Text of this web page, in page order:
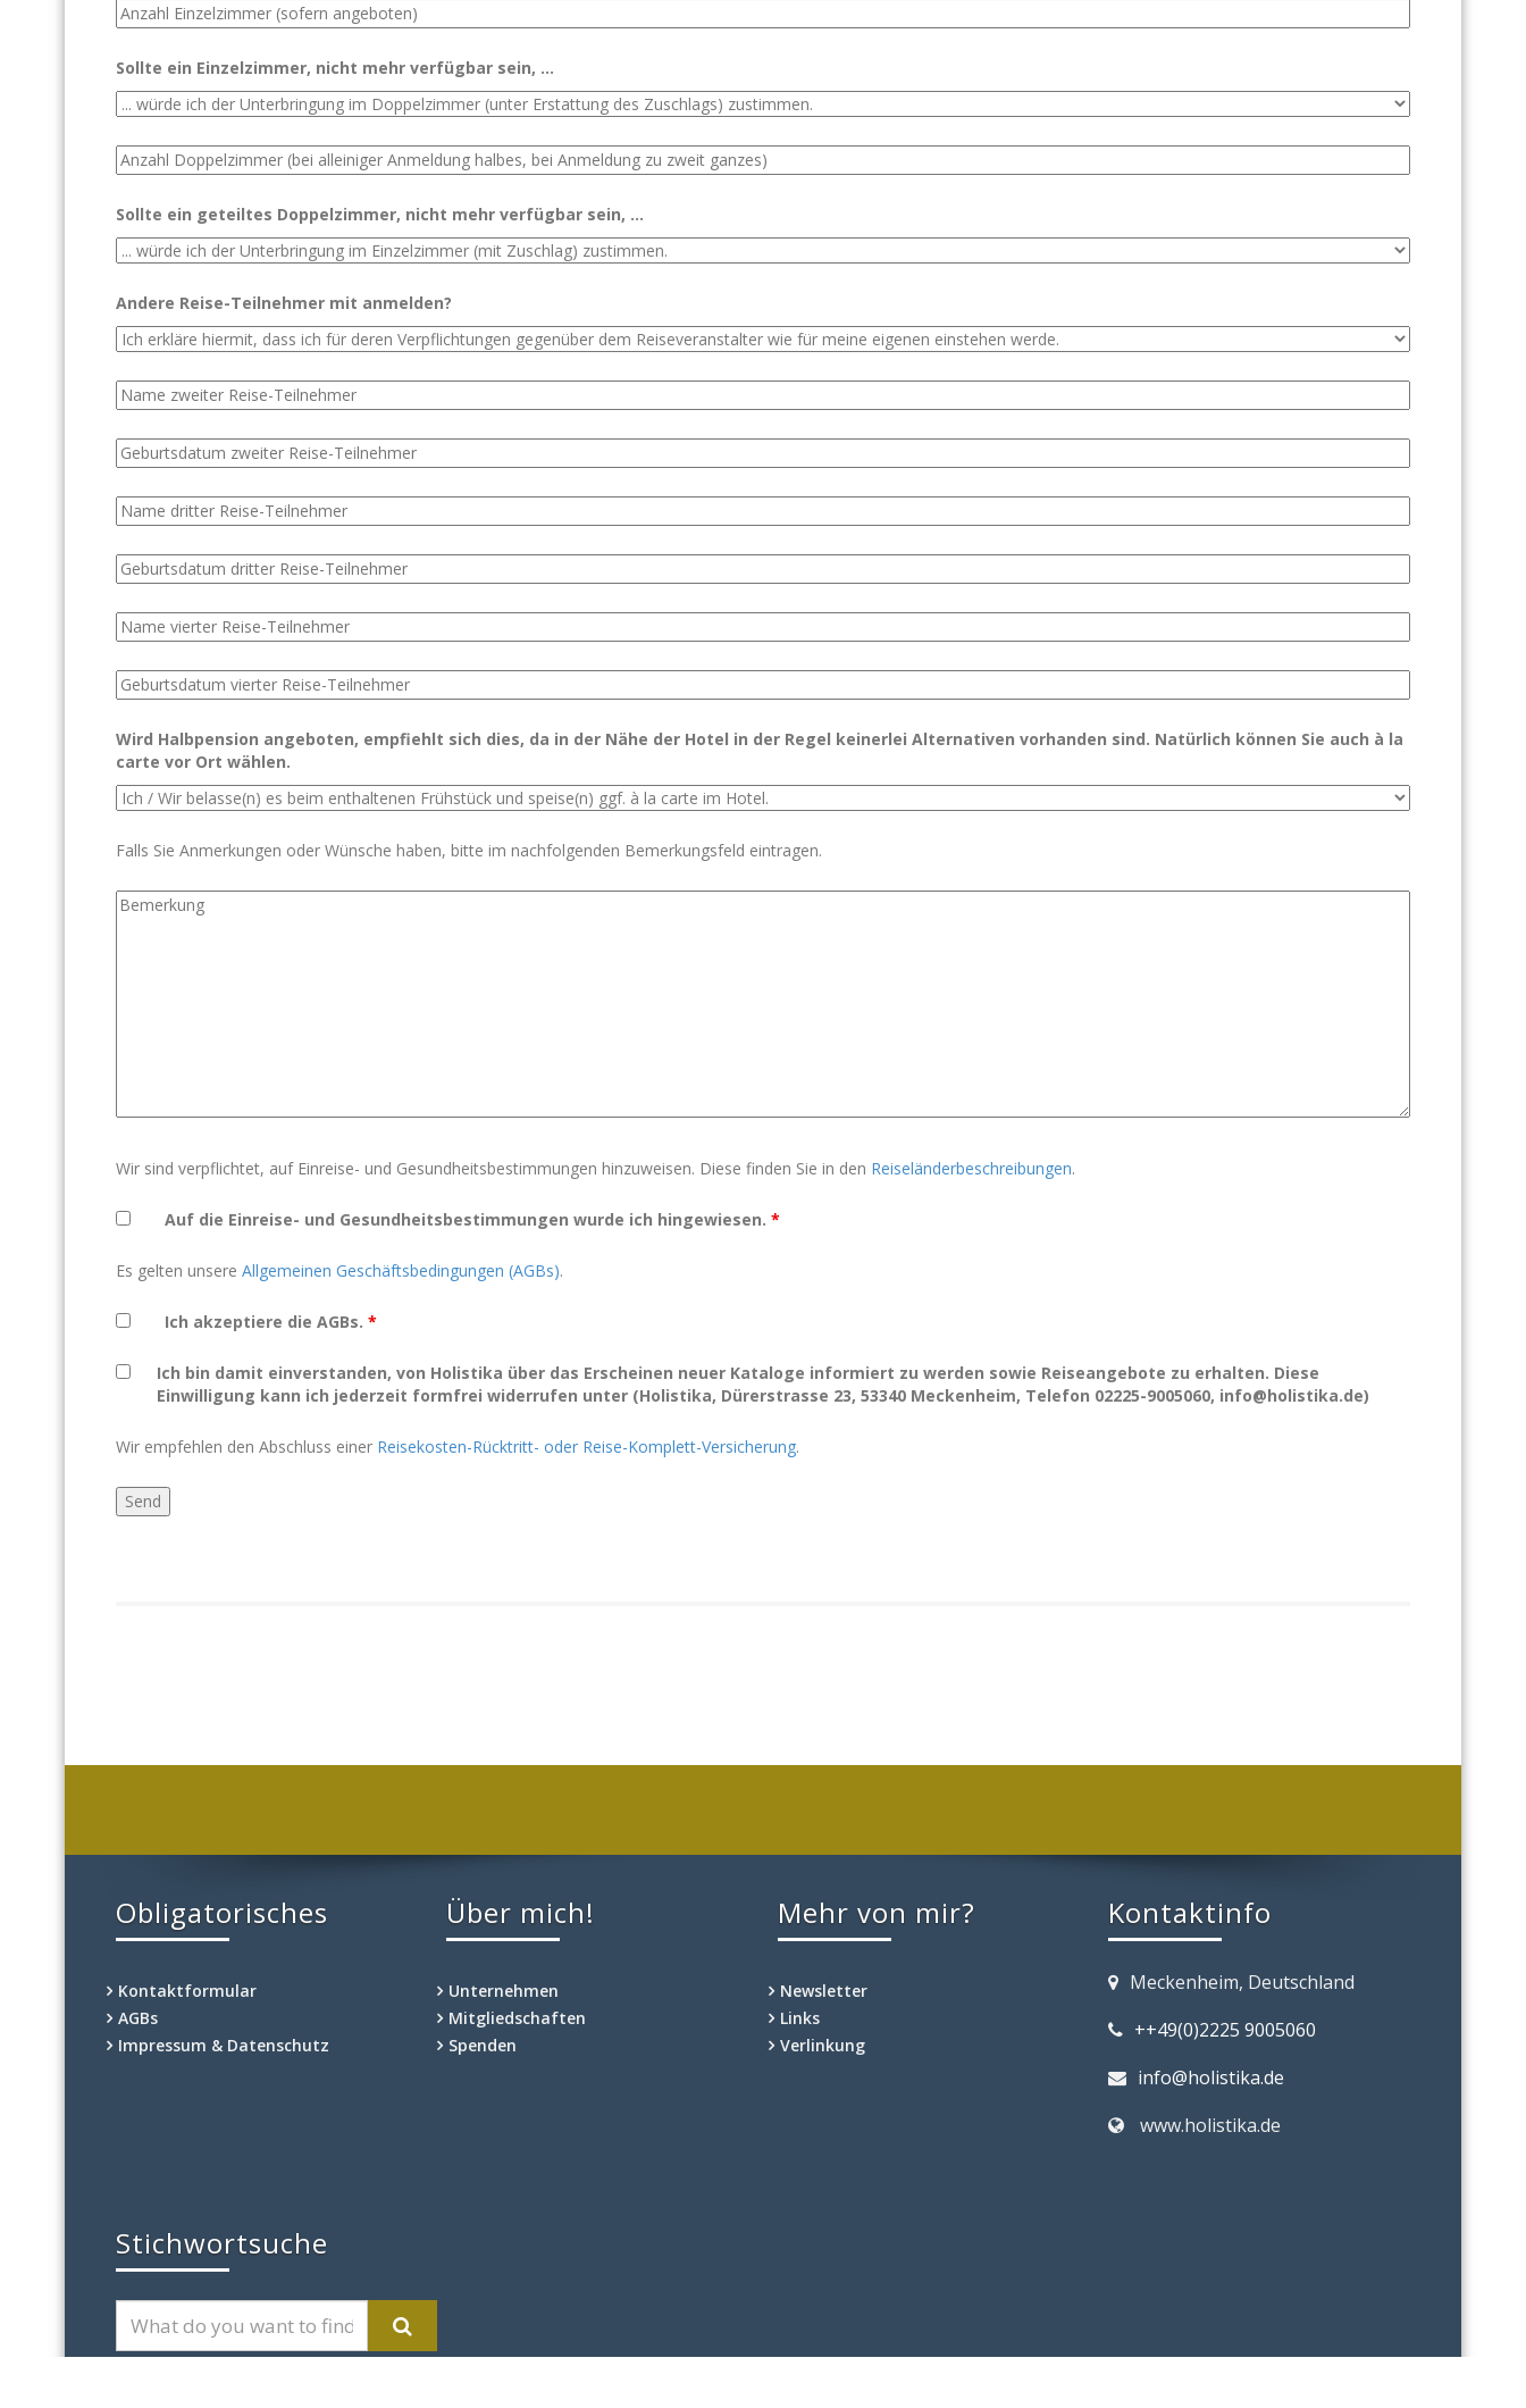
Sollte ein Einzelzimmer, nicht mehr verfügbar sein, ...
Sollte ein geteiltes Doppelzimmer, nicht mehr verfügbar sein, ...
Andere Reise-Teilnehmer mit anmelden?
Wird Halbpension angeboten, empfiehlt sich dies, da in der Nähe der Hotel in der Regel keinerlei Alternativen vorhanden sind. Natürlich können Sie auch à la
carte vor Ort wählen.
Falls Sie Anmerkungen oder Wünsche haben, bitte im nachfolgenden Bemerkungsfeld eintragen.
Wir sind verpflichtet, auf Einreise- und Gesundheitsbestimmungen hinzuweisen. Diese finden Sie in den Reiseländerbeschreibungen.
Auf die Einreise- und Gesundheitsbestimmungen wurde ich hingewiesen. *
Es gelten unsere Allgemeinen Geschäftsbedingungen (AGBs).
Ich akzeptiere die AGBs. *
Ich bin damit einverstanden, von Holistika über das Erscheinen neuer Kataloge informiert zu werden sowie Reiseangebote zu erhalten. Diese
Einwilligung kann ich jederzeit formfrei widerrufen unter (Holistika, Dürerstrasse 23, 53340 Meckenheim, Telefon 02225-9005060, info@holistika.de)
Wir empfehlen den Abschluss einer Reisekosten-Rücktritt- oder Reise-Komplett-Versicherung.
Obligatorisches
Kontaktformular
AGBs
Impressum & Datenschutz
Über mich!
Unternehmen
Mitgliedschaften
Spenden
Mehr von mir?
Newsletter
Links
Verlinkung
Kontaktinfo
Meckenheim, Deutschland
++49(0)2225 9005060
info@holistika.de
www.holistika.de
Stichwortsuche